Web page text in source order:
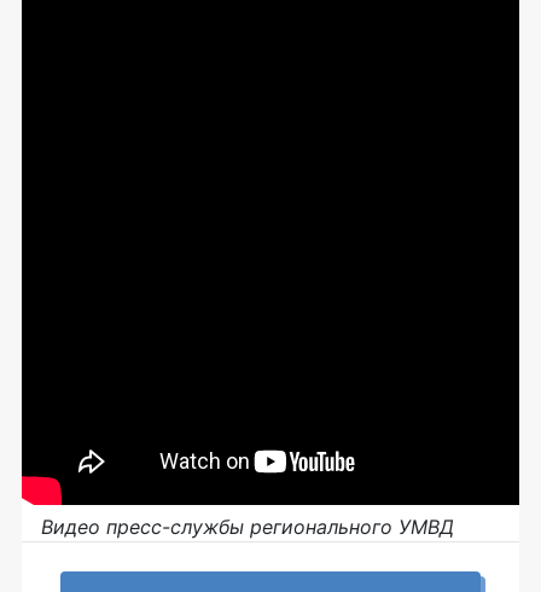
Видео пресс-службы регионального УМВД